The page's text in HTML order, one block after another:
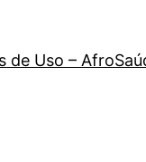
de Uso –